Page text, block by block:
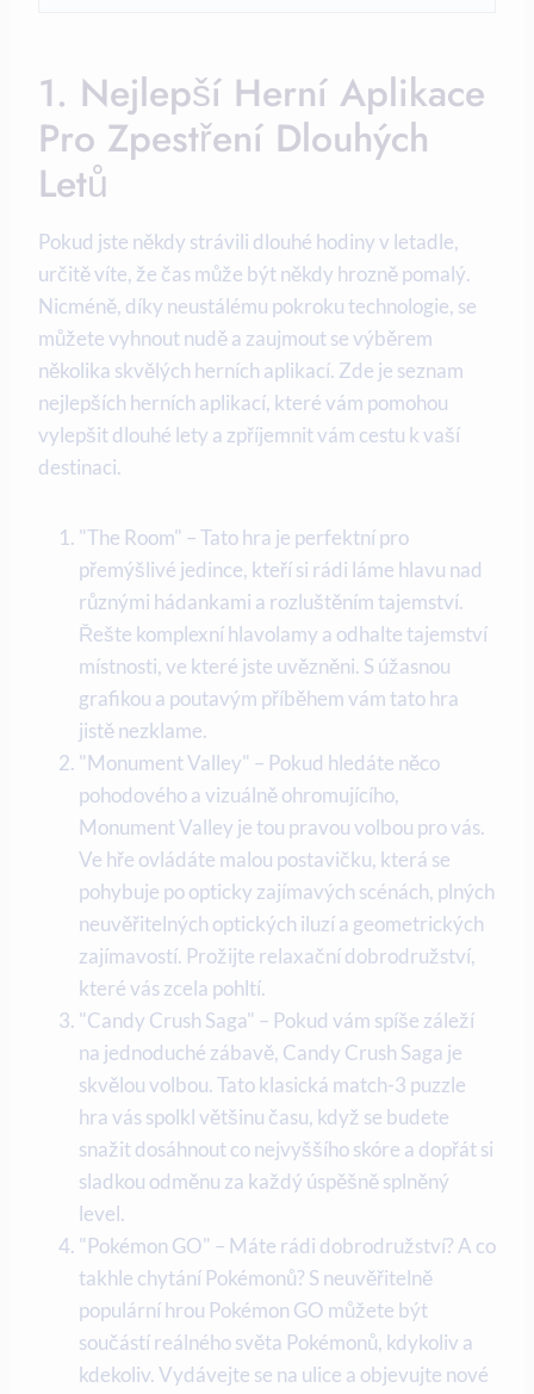
1. Nejlepší Herní Aplikace
Pro Zpestření Dlouhých
Letů
Pokud jste někdy strávili dlouhé hodiny v letadle,
určitě víte, že čas může být někdy hrozně pomalý.
Nicméně, díky neustálému pokroku technologie, se
můžete vyhnout nudě a zaujmout se výběrem
několika skvělých herních aplikací. Zde je seznam
nejlepších herních aplikací, které vám pomohou
vylepšit dlouhé lety a zpříjemnit vám cestu k vaší
destinaci.
"The Room" – Tato hra je perfektní pro
přemýšlivé jedince, kteří si rádi láme hlavu nad
různými hádankami a rozluštěním tajemství.
Řešte komplexní hlavolamy a odhalte tajemství
místnosti, ve které jste uvězněni. S úžasnou
grafikou a poutavým příběhem vám tato hra
jistě nezklame.
"Monument Valley" – Pokud hledáte něco
pohodového a vizuálně ohromujícího,
Monument Valley je tou pravou volbou pro vás.
Ve hře ovládáte malou postavičku, která se
pohybuje po opticky zajímavých scénách, plných
neuvěřitelných optických iluzí a geometrických
zajímavostí. Prožijte relaxační dobrodružství,
které vás zcela pohltí.
"Candy Crush Saga" – Pokud vám spíše záleží
na jednoduché zábavě, Candy Crush Saga je
skvělou volbou. Tato klasická match-3 puzzle
hra vás spolkl většinu času, když se budete
snažit dosáhnout co nejvyššího skóre a dopřát si
sladkou odměnu za každý úspěšně splněný
level.
"Pokémon GO" – Máte rádi dobrodružství? A co
takhle chytání Pokémonů? S neuvěřitelně
populární hrou Pokémon GO můžete být
součástí reálného světa Pokémonů, kdykoliv a
kdekoliv. Vydávejte se na ulice a objevujte nové